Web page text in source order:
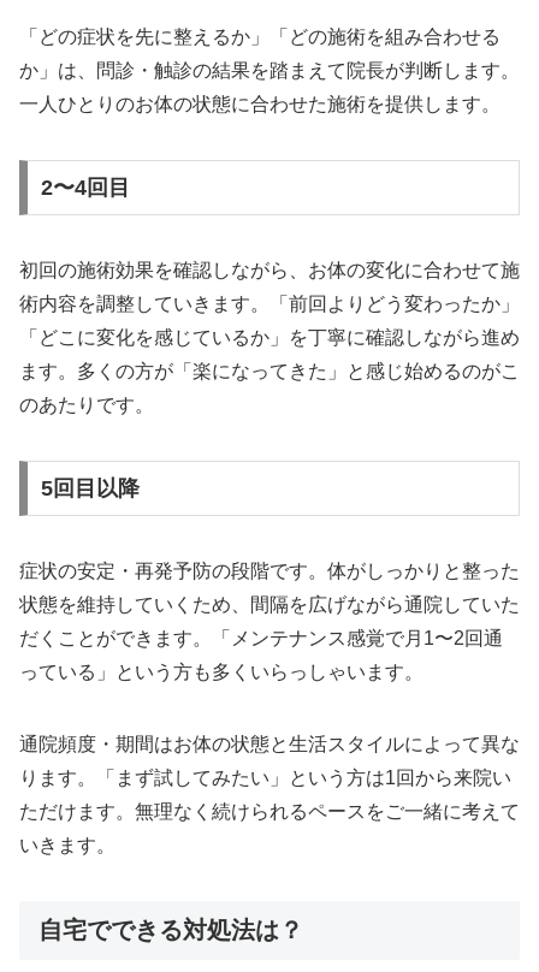
「どの症状を先に整えるか」「どの施術を組み合わせる
か」は、問診・触診の結果を踏まえて院長が判断します。
一人ひとりのお体の状態に合わせた施術を提供します。
2〜4回目
初回の施術効果を確認しながら、お体の変化に合わせて施
術内容を調整していきます。「前回よりどう変わったか」
「どこに変化を感じているか」を丁寧に確認しながら進め
ます。多くの方が「楽になってきた」と感じ始めるのがこ
のあたりです。
5回目以降
症状の安定・再発予防の段階です。体がしっかりと整った
状態を維持していくため、間隔を広げながら通院していた
だくことができます。「メンテナンス感覚で月1〜2回通
っている」という方も多くいらっしゃいます。
通院頻度・期間はお体の状態と生活スタイルによって異な
ります。「まず試してみたい」という方は1回から来院い
ただけます。無理なく続けられるペースをご一緒に考えて
いきます。
自宅でできる対処法は？